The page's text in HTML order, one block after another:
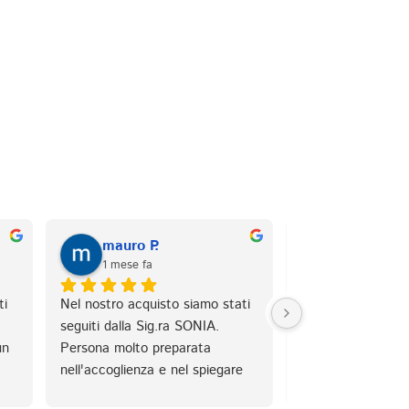
mauro P.
1 mese fa
Nel nostro acquisto siamo stati
seguiti dalla Sig.ra SONIA.
Persona molto preparata
nell'accoglienza e nel spiegare
Comprato
d'Adda, servito e